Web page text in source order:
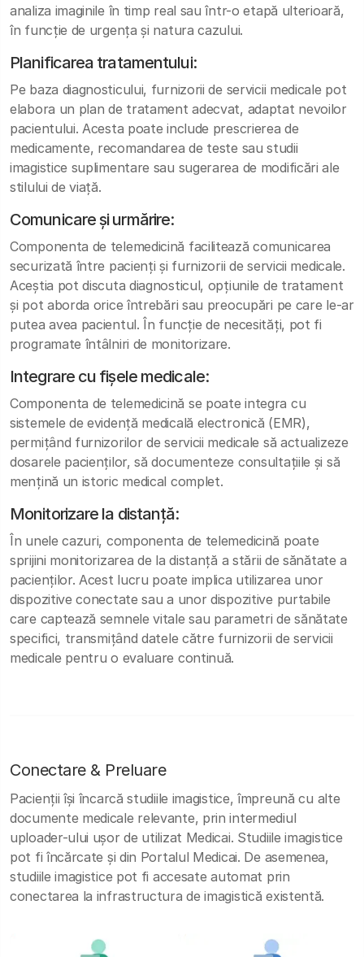
analiza imaginile în timp real sau într-o etapă ulterioară,
în funcție de urgența și natura cazului.
Planificarea tratamentului:
Pe baza diagnosticului, furnizorii de servicii medicale pot
elabora un plan de tratament adecvat, adaptat nevoilor
pacientului. Acesta poate include prescrierea de
medicamente, recomandarea de teste sau studii
imagistice suplimentare sau sugerarea de modificări ale
stilului de viață.
Comunicare și urmărire:
Componenta de telemedicină facilitează comunicarea
securizată între pacienți și furnizorii de servicii medicale.
Aceștia pot discuta diagnosticul, opțiunile de tratament
și pot aborda orice întrebări sau preocupări pe care le-ar
putea avea pacientul. În funcție de necesități, pot fi
programate întâlniri de monitorizare.
Integrare cu fișele medicale:
Componenta de telemedicină se poate integra cu
sistemele de evidență medicală electronică (EMR),
permițând furnizorilor de servicii medicale să actualizeze
dosarele pacienților, să documenteze consultațiile și să
mențină un istoric medical complet.
Monitorizare la distanță:
În unele cazuri, componenta de telemedicină poate
sprijini monitorizarea de la distanță a stării de sănătate a
pacienților. Acest lucru poate implica utilizarea unor
dispozitive conectate sau a unor dispozitive purtabile
care captează semnele vitale sau parametri de sănătate
specifici, transmițând datele către furnizorii de servicii
medicale pentru o evaluare continuă.
Conectare & Preluare
Pacienții își încarcă studiile imagistice, împreună cu alte
documente medicale relevante, prin intermediul
uploader-ului ușor de utilizat Medicai. Studiile imagistice
pot fi încărcate și din Portalul Medicai. De asemenea,
studiile imagistice pot fi accesate automat prin
conectarea la infrastructura de imagistică existentă.